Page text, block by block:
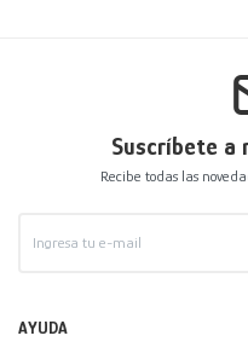
Suscríbete a
Recibe todas las
AYUDA